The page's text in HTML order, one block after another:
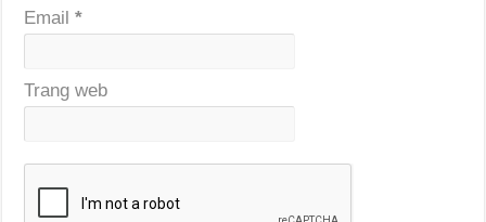
Email*
Trang web